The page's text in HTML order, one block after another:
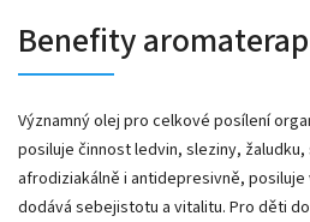
Benefity
Významný olej pro celkové posílení
posiluje činnost ledvin, sleziny,
afrodiziakálně i antidepresivně,
dodává sebejistotu a vitalitu. Pro děti